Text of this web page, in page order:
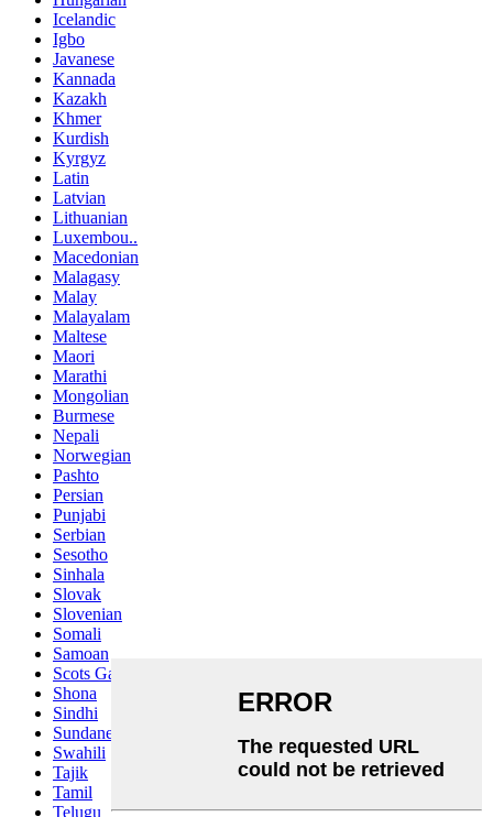
Icelandic
Igbo
Javanese
Kannada
Kazakh
Khmer
Kurdish
Kyrgyz
Latin
Latvian
Lithuanian
Luxembou..
Macedonian
Malagasy
Malay
Malayalam
Maltese
Maori
Marathi
Mongolian
Burmese
Nepali
Norwegian
Pashto
Persian
Punjabi
Serbian
Sesotho
Sinhala
Slovak
Slovenian
Somali
Samoan
Scots Gaelic
Shona
Sindhi
Sundanese
Swahili
Tajik
Tamil
Telugu